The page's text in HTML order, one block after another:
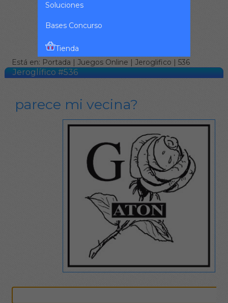
Soluciones
Bases Concurso
Tienda
Está en: Portada | Juegos Online | Jeroglifico | 536
Jeroglífico #536
parece mi vecina?